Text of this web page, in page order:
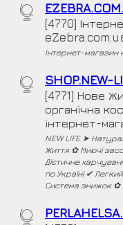
[4770]
Інтернет-
SHOP.NEW-
[4771] Нове
органічна
інтернет-
NEW LIFE ➤
Життя ✿ Миючі
Дієтичне
по Україні ✔
Система знижок ✿